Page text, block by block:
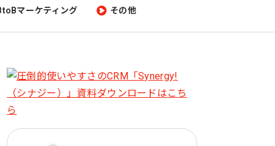
金融機関・地方銀行
教育機関・教育サービス
マーケティング その他